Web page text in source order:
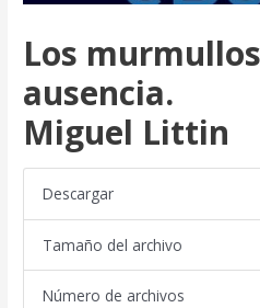
Los
ausencia.
Miguel Littin
Descargar
Tamaño del archivo
Número de archivos